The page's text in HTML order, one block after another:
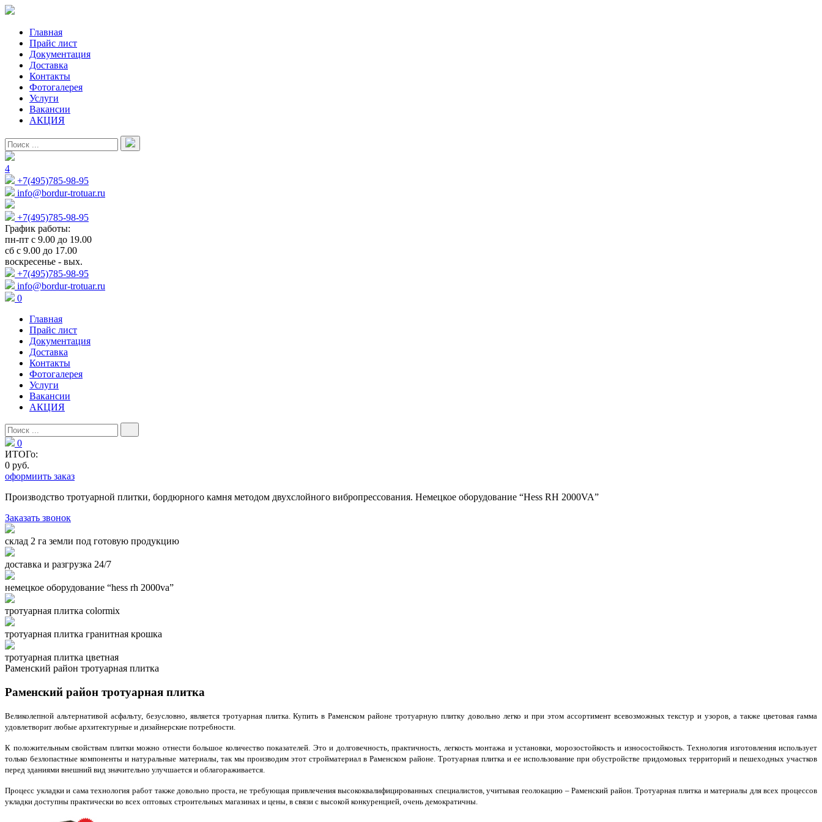
Главная
Прайс лист
Документация
Доставка
Контакты
Фотогалерея
Услуги
Вакансии
АКЦИЯ
4
+7(495)785-98-95
info@bordur-trotuar.ru
+7(495)785-98-95
График работы:
пн-пт с 9.00 до 19.00
сб с 9.00 до 17.00
воскресенье - вых.
+7(495)785-98-95
info@bordur-trotuar.ru
0
Главная
Прайс лист
Документация
Доставка
Контакты
Фотогалерея
Услуги
Вакансии
АКЦИЯ
0
ИТОГо:
0 руб.
оформиить заказ
Производство тротуарной плитки, бордюрного камня методом двухслойного вибропресcования. Немецкое оборудование “Hess RH 2000VA”
Заказать звонок
склад 2 га земли под готовую продукцию
доставка и разгрузка 24/7
немецкое оборудование “hess rh 2000va”
тротуарная плитка colormix
тротуарная плитка гранитная крошка
тротуарная плитка цветная
Раменский район тротуарная плитка
Раменский район тротуарная плитка
Великолепной альтернативой асфальту, безусловно, является тротуарная плитка. Купить в Раменском районе тротуарную плитку довольно легко и при этом ассортимент всевозможных текстур и узоров, а также цветовая гамма
удовлетворит любые архитектурные и дизайнерские потребности.
К положительным свойствам плитки можно отнести большое количество показателей. Это и долговечность, практичность, легкость монтажа и установки, морозостойкость и износостойкость. Технология изготовления использует
только безлопастные компоненты и натуральные материалы, так мы производим этот стройматериал в Раменском районе. Тротуарная плитка и ее использование при обустройстве придомовых территорий и пешеходных участков
перед зданиями внешний вид значительно улучшается и облагораживается.
Процесс укладки и сама технология работ также довольно проста, не требующая привлечения высококвалифицированных специалистов, учитывая геолокацию – Раменский район. Тротуарная плитка и материалы для всех процессов
укладки доступны практически во всех оптовых строительных магазинах и цены, в связи с высокой конкуренцией, очень демократичны.